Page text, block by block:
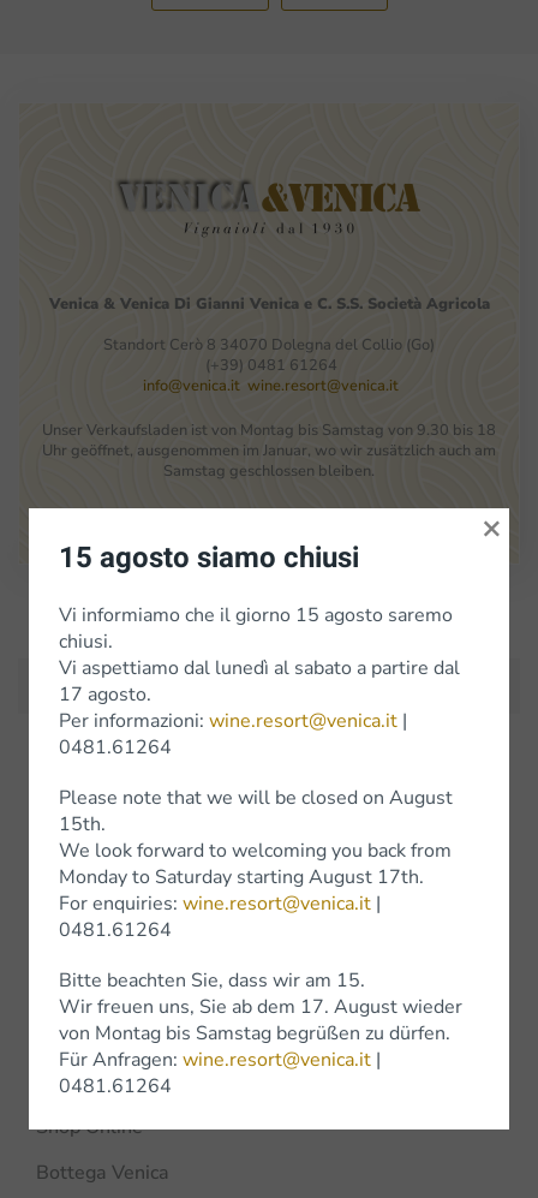
Venica & Venica Di Gianni Venica e C. S.S. Società Agricola
Standort Cerò 8 34070 Dolegna del Collio (Go)
(+39) 0481 61264
info@venica.it wine.resort@venica.it
Unser Verkaufsladen ist von Montag bis Samstag von 9.30 bis 18
Uhr geöffnet, ausgenommen im Januar, wo wir zusätzlich auch am
Samstag geschlossen bleiben.
Iscriviti alla Newsletter
Weine
Weissweine
Rotweine
Wine Experience
Shop
Shop Online
Bottega Venica
15 agosto siamo chiusi
Vi informiamo che il giorno 15 agosto saremo
chiusi.
Vi aspettiamo dal lunedì al sabato a partire dal
17 agosto.
Per informazioni: wine.resort@venica.it |
0481.61264
Please note that we will be closed on August
15th.
We look forward to welcoming you back from
Monday to Saturday starting August 17th.
For enquiries: wine.resort@venica.it |
0481.61264
Bitte beachten Sie, dass wir am 15.
Wir freuen uns, Sie ab dem 17. August wieder
von Montag bis Samstag begrüßen zu dürfen.
Für Anfragen: wine.resort@venica.it |
0481.61264
×